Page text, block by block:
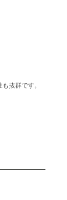
抜群です。